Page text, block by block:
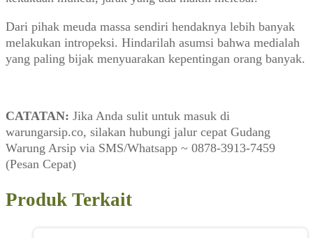
Dari pihak meuda massa sendiri hendaknya lebih banyak
melakukan intropeksi. Hindarilah asumsi bahwa medialah
yang paling bijak menyuarakan kepentingan orang banyak.
CATATAN: Jika Anda sulit untuk masuk di
warungarsip.co, silakan hubungi jalur cepat Gudang
Warung Arsip via SMS/Whatsapp ~ 0878-3913-7459
(Pesan Cepat)
Produk Terkait